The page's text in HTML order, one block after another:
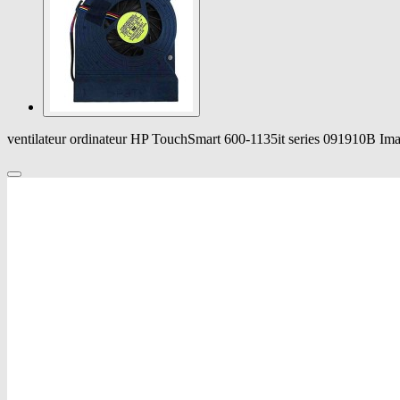
ventilateur ordinateur HP TouchSmart 600-1135it series 091910B